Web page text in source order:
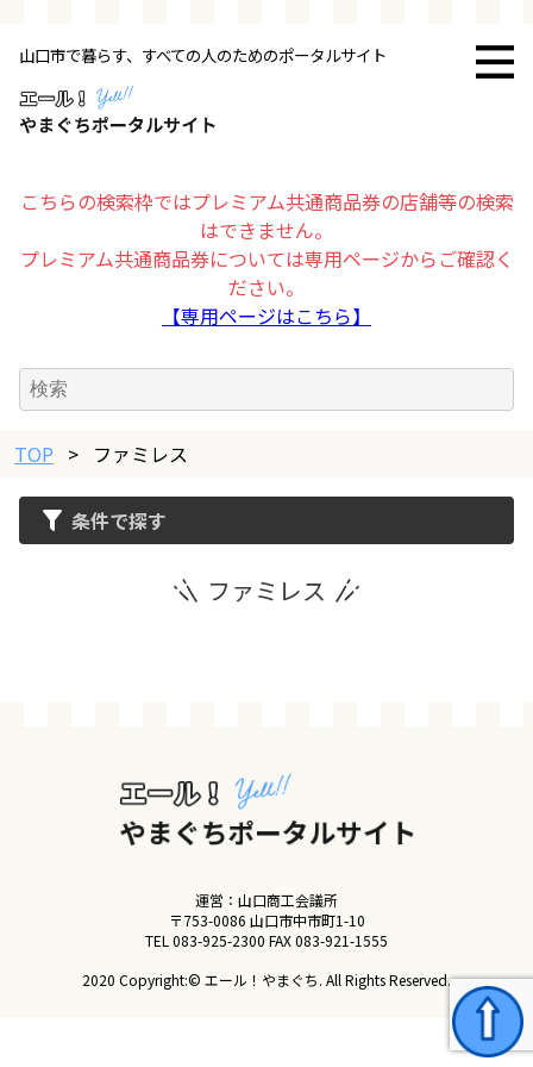
山口市で暮らす、すべての人のためのポータルサイト
こちらの検索枠ではプレミアム共通商品券の店舗等の検索
はできません。
プレミアム共通商品券については専用ページからご確認く
ださい。
【専用ページはこちら】
トップページ
その他
求人情報
お得
イベント情報の掲載はこちら
TOP > ファミレス
条件で探す
ファミレス
運営：山口商工会議所
〒753-0086 山口市中市町1-10
TEL 083-925-2300 FAX 083-921-1555
2020 Copyright:© エール！やまぐち. All Rights Reserved.